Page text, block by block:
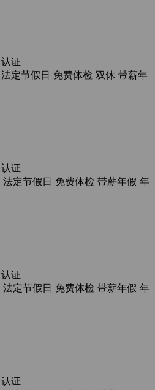
认证
法定节假日 免费体检 双休 带薪年
认证
法定节假日 免费体检 带薪年假 年
认证
法定节假日 免费体检 带薪年假 年
认证